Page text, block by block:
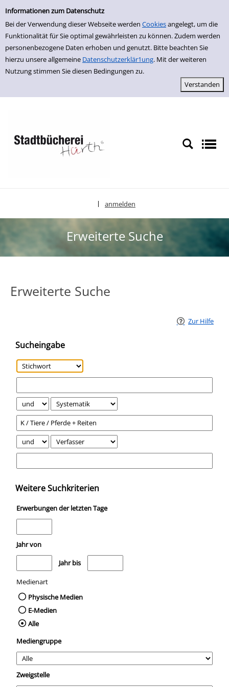
Erweiterte Suche
Informationen zum Datenschutz
Bei der Verwendung dieser Webseite werden Cookiesangelegt, um die
Funktionalität für Sie optimal gewährleisten zu können. Zudem werden
personenbezogene Daten erhoben und genutzt. Bitte beachten Sie
hierzu unsere allgemeine Datenschutzerklär1ung. Mit der weiteren
Nutzung stimmen Sie diesen Bedingungen zu.
zur Navigation springen
zum Inhalt springen
Zur erweiterten Suche springen
anmelden
Erweiterte Suche
Erweiterte Suche
Zur Hilfe
Sucheingabe
Weitere Suchkriterien
Erwerbungen der letzten Tage
Jahr von
Medien anzeigen, die nach dem Jahr veröffentlicht wurden
Jahr bis
Medienart
Physische Medien
E-Medien
Alle
Mediengruppe
Zweigstelle